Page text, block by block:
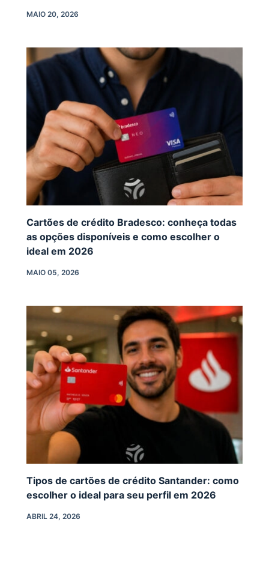
MAIO 20, 2026
Cartões de crédito Bradesco: conheça todas
as opções disponíveis e como escolher o
ideal em 2026
MAIO 05, 2026
Tipos de cartões de crédito Santander: como
escolher o ideal para seu perfil em 2026
ABRIL 24, 2026